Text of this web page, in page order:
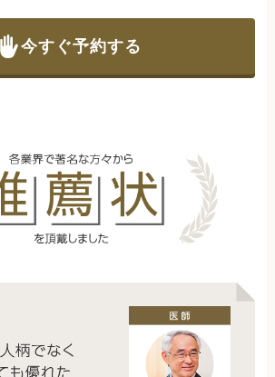
今すぐ予約する